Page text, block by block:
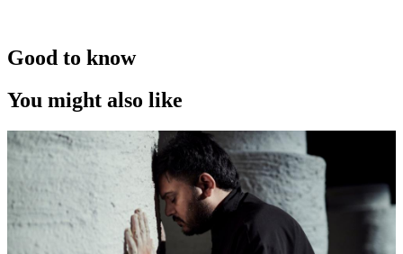
Good to know
You might also like